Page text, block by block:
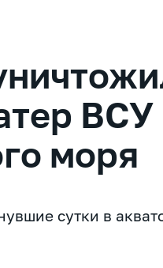
ВСУ
моря
сутки в